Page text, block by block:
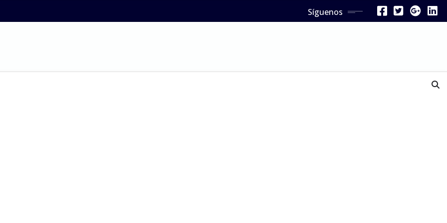
Síguenos